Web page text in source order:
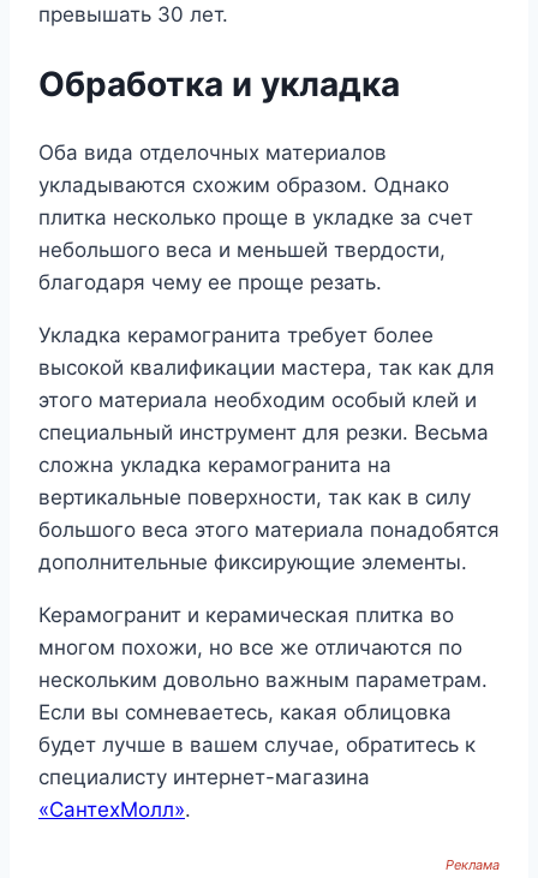
превышать 30 лет.
Обработка и укладка
Оба вида отделочных материалов
укладываются схожим образом. Однако
плитка несколько проще в укладке за счет
небольшого веса и меньшей твердости,
благодаря чему ее проще резать.
Укладка керамогранита требует более
высокой квалификации мастера, так как для
этого материала необходим особый клей и
специальный инструмент для резки. Весьма
сложна укладка керамогранита на
вертикальные поверхности, так как в силу
большого веса этого материала понадобятся
дополнительные фиксирующие элементы.
Керамогранит и керамическая плитка во
многом похожи, но все же отличаются по
нескольким довольно важным параметрам.
Если вы сомневаетесь, какая облицовка
будет лучше в вашем случае, обратитесь к
специалисту интернет-магазина
«СантехМолл».
Реклама